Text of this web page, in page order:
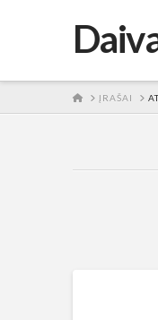
HOMEĮRAŠAI